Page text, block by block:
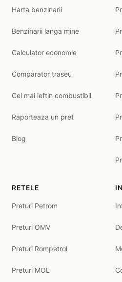
Harta benzinarii
Benzinarii langa mine
Calculator economie
Comparator traseu
Cel mai ieftin combustibil
Raporteaza un pret
Blog
RETELE
Preturi Petrom
Preturi OMV
Preturi Rompetrol
Preturi MOL